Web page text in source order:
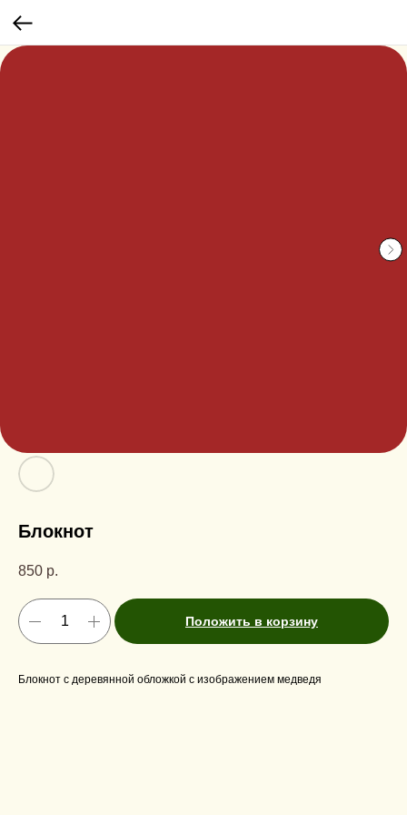
Блокнот
850 р.
Положить в корзину
Блокнот с деревянной обложкой с изображением медведя